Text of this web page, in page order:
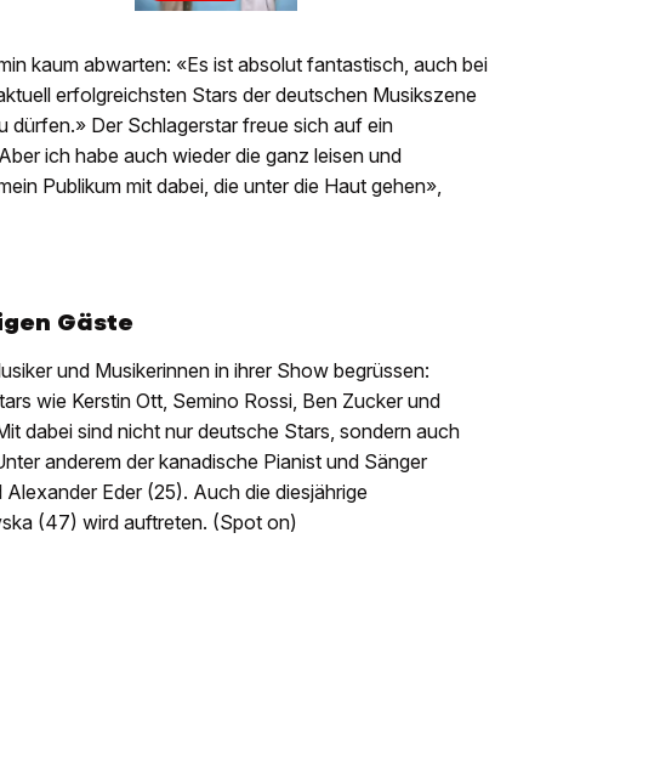
kaum abwarten: «Es ist absolut fantastisch, auch bei
erfolgreichsten Stars der deutschen Musikszene
dürfen.» Der Schlagerstar freue sich auf ein
ich habe auch wieder die ganz leisen und
Publikum mit dabei, die unter die Haut gehen»,
Gäste
und Musikerinnen in ihrer Show begrüssen:
wie Kerstin Ott, Semino Rossi, Ben Zucker und
dabei sind nicht nur deutsche Stars, sondern auch
anderem der kanadische Pianist und Sänger
Eder (25). Auch die diesjährige
(47) wird auftreten. (Spot on)